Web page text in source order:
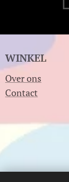
WINKEL
Over ons
Contact